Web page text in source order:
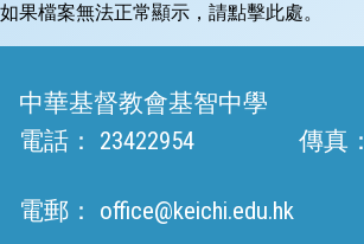
如果檔案無法正常顯示，請點擊此處。
中華基督教會基智中學
電話：
23422954 傳真：
電郵： office@keichi.edu.hk